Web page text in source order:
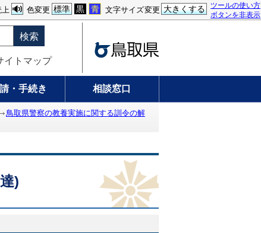
ツールの使い方
ボタンを非表示
文字サイズ変更 大きくする
色変更 標準 黒 青
上
検索
イトマップ
・手続き 相談窓口
鳥取県警察の教養実施に関する訓令の解
)